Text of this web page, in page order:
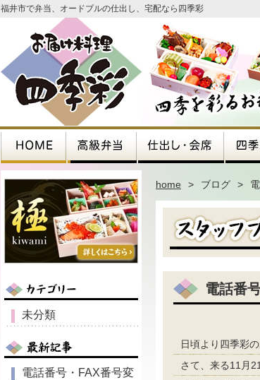
福井市で弁当、オードブルの仕出し、宅配なら四季彩
home > ブログ >
電話番
日頃より四季彩
さて、来る11月
未分類
電話番号・FAX番号変